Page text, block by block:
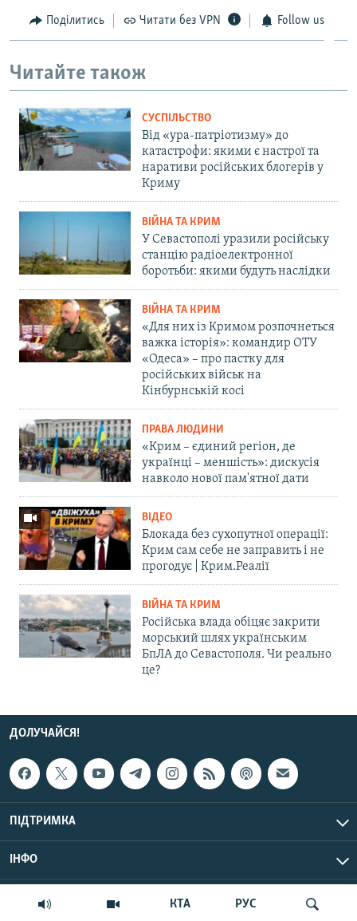
КТА РУС
Поділитись Читати без VPN Follow us
Читайте також
СУСПІЛЬСТВО
Від «ура-патріотизму» до
катастрофи: якими є настрої та
наративи російських блогерів у
Криму
ВІЙНА ТА КРИМ
У Севастополі уразили російську
станцію радіоелектронної
боротьби: якими будуть наслідки
ВІЙНА ТА КРИМ
«Для них із Кримом розпочнеться
важка історія»: командир ОТУ
«Одеса» – про пастку для
російських військ на
Кінбурнській косі
ПРАВА ЛЮДИНИ
«Крим – єдиний регіон, де
українці – меншість»: дискусія
навколо нової пам'ятної дати
ВІДЕО
Блокада без сухопутної операції:
Крим сам себе не заправить і не
прогодує | Крим.Реалії
ВІЙНА ТА КРИМ
Російська влада обіцяє закрити
морський шлях українським
БпЛА до Севастополя. Чи реально
це?
ДОЛУЧАЙСЯ!
ПІДТРИМКА
ІНФО
© Крим.Реалії, 2026 | Усі права застережено.